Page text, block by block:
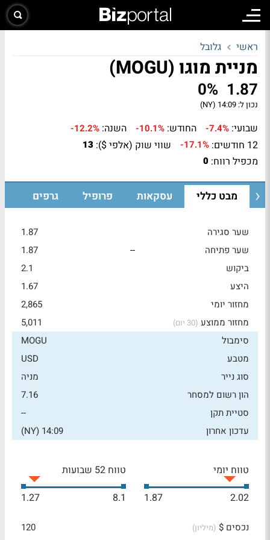
ראשי גלובל
מניית מוגו (MOGU)
1.87
0%
נכון ל: 14:09 (NY)
שבועי: -7.4% החודש: -10.1% השנה: -12.2%
12 חודשים: -17.1% שווי שוק (אלפי $): 13
מכפיל רווח: 0
מבט כללי עסקאות פרופיל גרפים
שער סגירה
1.87
שער פתיחה
--
1.87
ביקוש
2.1
היצע
1.67
מחזור יומי
2,865
מחזור ממוצע (30 יום)
5,011
סימבול
MOGU
מטבע
USD
סוג נייר
מניה
הון רשום למסחר
7.16
סטיית תקן
--
עדכון אחרון
14:09 (NY)
טווח יומי
2.02
1.87
טווח 52 שבועות
8.1
1.27
נכסים $ (מיליון)
120